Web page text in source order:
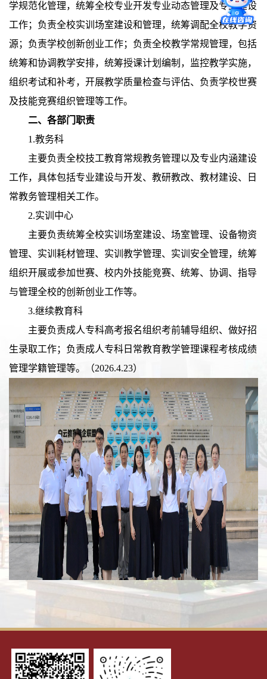
学规范化管理，统筹全校专业开发专业动态管理及专业建设
工作；负责全校实训场室建设和管理，统筹调配全校教学资
源；负责学校创新创业工作；负责全校教学常规管理，包括
统筹和协调教学安排，统筹授课计划编制，监控教学实施，
组织考试和补考，开展教学质量检查与评估、负责学校世赛
及技能竞赛组织管理等工作。
二、各部门职责
1.教务科
主要负责全校技工教育常规教务管理以及专业内涵建设
工作，具体包括专业建设与开发、教研教改、教材建设、日
常教务管理相关工作。
2.实训中心
主要负责统筹全校实训场室建设、场室管理、设备物资
管理、实训耗材管理、实训教学管理、实训安全管理，统筹
组织开展或参加世赛、校内外技能竞赛、统筹、协调、指导
与管理全校的创新创业工作等。
3.继续教育科
主要负责成人专科高考报名组织考前辅导组织、做好招
生录取工作；负责成人专科日常教育教学管理课程考核成绩
管理学籍管理等。（2026.4.23）